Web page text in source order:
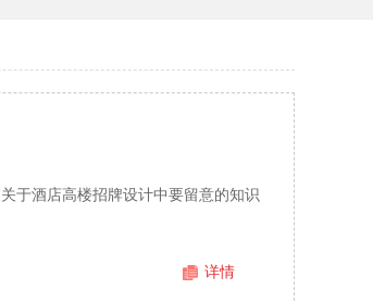
于酒店高楼招牌设计中要留意的知识
详情